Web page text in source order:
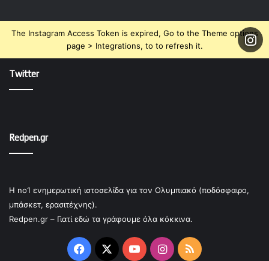
The Instagram Access Token is expired, Go to the Theme options
page > Integrations, to to refresh it.
Twitter
Redpen.gr
Η no1 ενημερωτική ιστοσελίδα για τον Ολυμπιακό (ποδόσφαιρο,
μπάσκετ, ερασιτέχνης).
Redpen.gr – Γιατί εδώ τα γράφουμε όλα κόκκινα.
Facebook
X YouTubeInstagram
RSS